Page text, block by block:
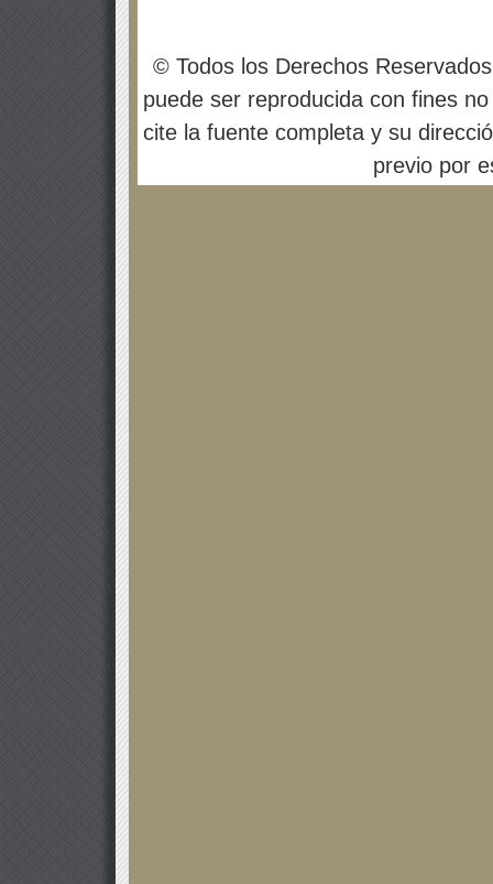
© Todos los Derechos
puede ser reproducida con fines
cite la fuente completa y su
previo por